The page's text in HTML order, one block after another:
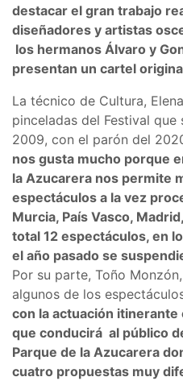
destacar el gran trabajo
diseñadores y artistas
los hermanos Álvaro y
presentan un cartel
La técnico de Cultura,
pinceladas del Festival
2009, con el parón del
nos gusta mucho porque
la Azucarera nos permite
espectáculos a la vez
Murcia, País Vasco,
total 12 espectáculos, en
el año pasado se
Por su parte, Toño
algunos de los
con la actuación
que conducirá al público
Parque de la Azucarera
cuatro propuestas muy